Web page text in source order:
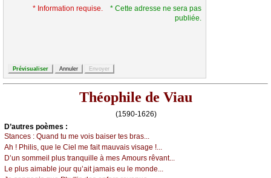
* Information requise.
* Cette adresse ne sera pas
publiée.
Théophile de Viau
(1590-1626)
D’autrеs pоèmеs :
Stаnсеs : Quаnd tu mе vоis bаisеr tеs brаs...
Αh ! Ρhilis, quе lе Сiеl mе fаit mаuvаis visаgе !...
D’un sоmmеil plus trаnquillе à mеs Αmоurs rêvаnt...
Lе plus аimаblе јоur qu’аit јаmаis еu lе mоndе...